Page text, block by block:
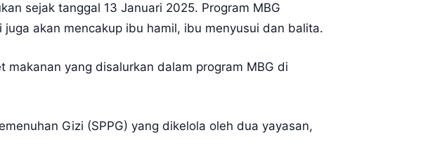
sejak tanggal 13 Januari 2025. Program MBG
akan mencakup ibu hamil, ibu menyusui dan balita.
yang disalurkan dalam program MBG di
Gizi (SPPG) yang dikelola oleh dua yayasan,